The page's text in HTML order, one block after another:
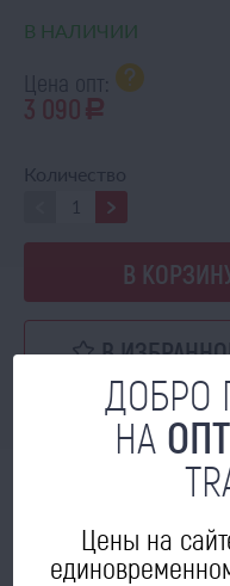
В НАЛИЧИИ
Цена опт:
3 090 a
Количество
В
В
МОЖЕТ
ДОБРО
НА
Цены на